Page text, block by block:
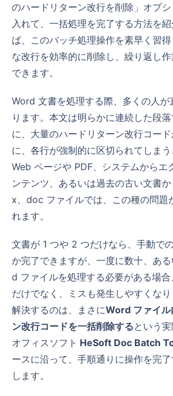
のハードリターン改行を削除」オプ
入れて、一括処理を完了する方法を
ば、このバッチ処理操作を素早く習
な改行を効率的に削除し、繰り返し
できます。
Word 文書を処理する際、多くの人が直面する問題があ
ります。本文は明らかに連続した段
に、大量のハードリターン改行コー
に、各行が強制的に区切られてしまう
Web ページや PDF、システムからエ
ンテンツ、あるいは過去の古い文書
x、doc ファイルでは、この種の問題
れます。
文書が 1 つや 2 つだけなら、手動での検索と置換で何と
か完了できますが、一度に数十、あ
d ファイルを処理する必要がある場
だけでなく、ミスも発生しやすくな
解決するのは、まさにWord ファイル
ン改行コードを一括削除するという実
オフィスソフト HeSoft Doc Batch
ースに沿って、手順通りに操作を完
します。